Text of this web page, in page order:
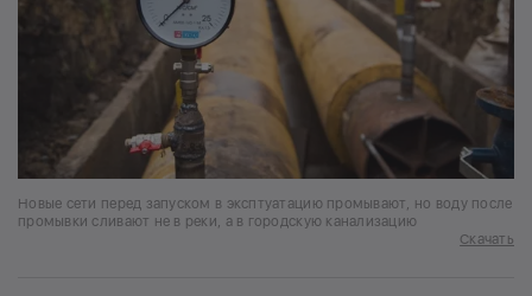
Новые сети перед запуском в эксптуатацию промывают, но воду после
промывки сливают не в реки, а в городскую канализацию
Скачать